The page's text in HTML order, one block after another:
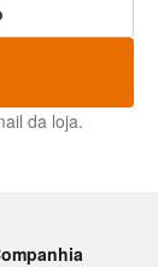
da loja.